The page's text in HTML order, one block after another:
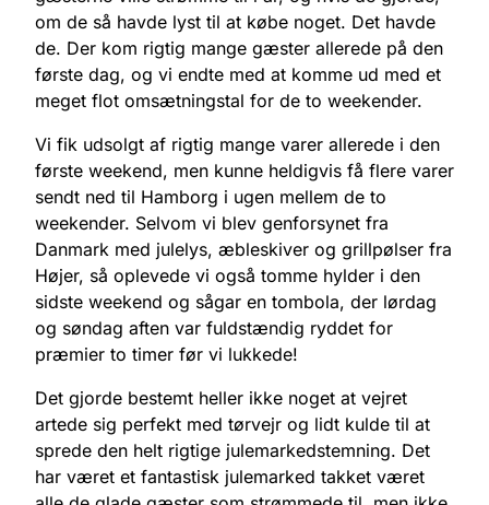
om de så havde lyst til at købe noget. Det havde
de. Der kom rigtig mange gæster allerede på den
første dag, og vi endte med at komme ud med et
meget flot omsætningstal for de to weekender.
Vi fik udsolgt af rigtig mange varer allerede i den
første weekend, men kunne heldigvis få flere varer
sendt ned til Hamborg i ugen mellem de to
weekender. Selvom vi blev genforsynet fra
Danmark med julelys, æbleskiver og grillpølser fra
Højer, så oplevede vi også tomme hylder i den
sidste weekend og sågar en tombola, der lørdag
og søndag aften var fuldstændig ryddet for
præmier to timer før vi lukkede!
Det gjorde bestemt heller ikke noget at vejret
artede sig perfekt med tørvejr og lidt kulde til at
sprede den helt rigtige julemarkedstemning. Det
har været et fantastisk julemarked takket været